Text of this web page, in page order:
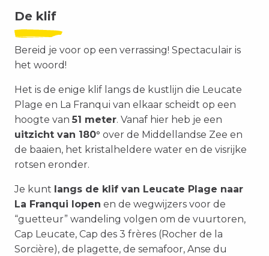
De klif
Bereid je voor op een verrassing! Spectaculair is
het woord!
Het is de enige klif langs de kustlijn die Leucate
Plage en La Franqui van elkaar scheidt op een
hoogte van 51 meter. Vanaf hier heb je een
uitzicht van 180° over de Middellandse Zee en
de baaien, het kristalheldere water en de visrijke
rotsen eronder.
Je kunt langs de klif van Leucate Plage naar
La Franqui lopen en de wegwijzers voor de
“guetteur” wandeling volgen om de vuurtoren,
Cap Leucate, Cap des 3 frères (Rocher de la
Sorcière), de plagette, de semafoor, Anse du